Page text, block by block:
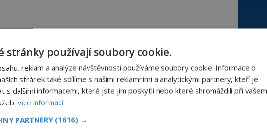
polárního průzkumníka SiraJohna
19. května 1845. Z přístavu
a 110 mužů posádky v čele s
na sever a pokusí se najít cestu
Atlantským a Tichým oceánem.
posádka zmizí na zamrzlých pláních.
stránky používají soubory cookie.
reklam a analýze návštěvnosti používáme soubory cookie. Informace o
stránek také sdílíme s našimi reklamními a analytickými partnery, kteří je
s dalšími informacemi, které jste jim poskytli nebo které shromáždili při vašem
Více informací
PARTNERY (1616) →